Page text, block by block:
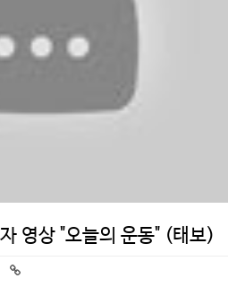
영상 "오늘의 운동" (태보)